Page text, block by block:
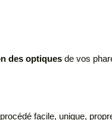
des optiques de vos
facile, unique,